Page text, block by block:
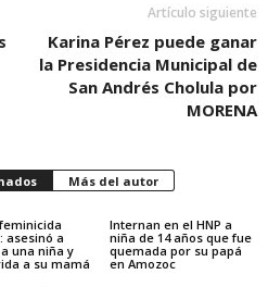
Artículo siguiente
Karina Pérez puede ganar
la Presidencia Municipal de
San Andrés Cholula por
MORENA
Más del autor
asesinó a
una niña y
a su mamá
Internan en el HNP a
niña de 14 años que fue
quemada por su papá
en Amozoc